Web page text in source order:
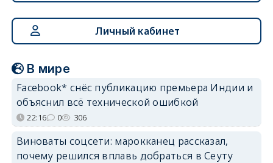
Личный кабинет
В мире
Facebook* снёс публикацию премьера Индии и
объяснил всё технической ошибкой
22:16 0 306
Виноваты соцсети: марокканец рассказал,
почему решился вплавь добраться в Сеуту